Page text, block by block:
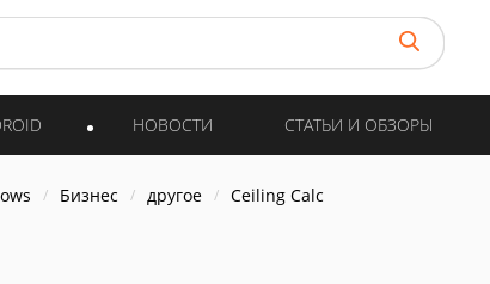
НОВОСТИ СТАТЬИ И ОБЗОРЫ
Бизнес другое Ceiling Calc